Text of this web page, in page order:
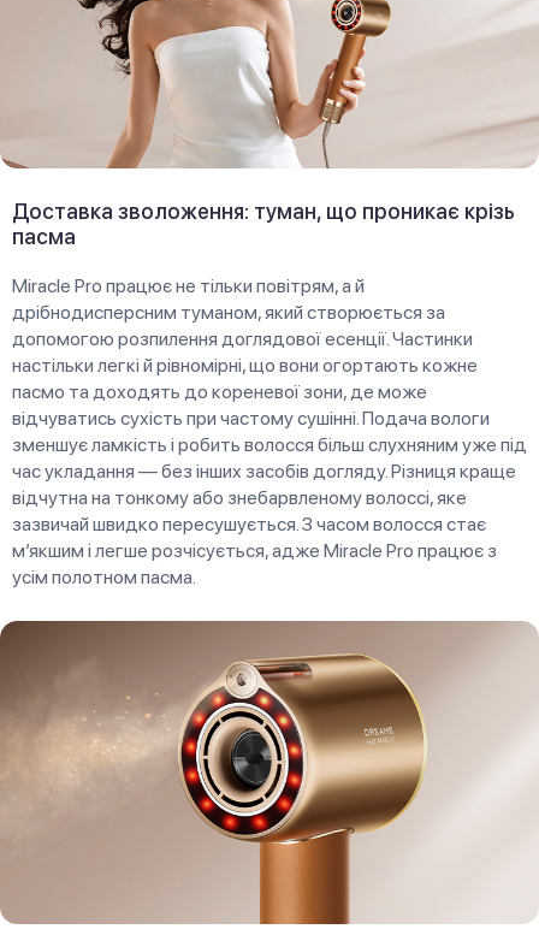
Доставка зволоження: туман, що проникає крізь
пасма
Miracle Pro працює не тільки повітрям, а й
дрібнодисперсним туманом, який створюється за
допомогою розпилення доглядової есенції. Частинки
настільки легкі й рівномірні, що вони огортають кожне
пасмо та доходять до кореневої зони, де може
відчуватись сухість при частому сушінні. Подача вологи
зменшує ламкість і робить волосся більш слухняним уже під
час укладання — без інших засобів догляду. Різниця краще
відчутна на тонкому або знебарвленому волоссі, яке
зазвичай швидко пересушується. З часом волосся стає
м’якшим і легше розчісується, адже Miracle Pro працює з
усім полотном пасма.